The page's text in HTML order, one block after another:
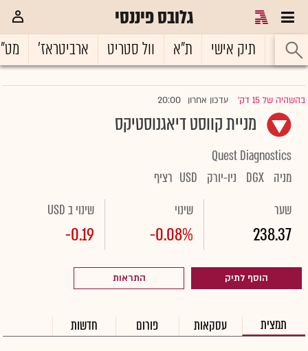
גלובס פיננסי
ראשי תיק אישי ת"א וול סטריט ארביטראז'
בהשהיה של 15 דק' |עדכון אחרון 20:00
מניית קווסט דיאגנוסטיקס
Quest Diagnostics
מניה DGX ניו-יורק USD רציף
שער
238.37
שינוי
-0.08%
שינוי ב USD
-0.19
הוסף לתיק התראות
תמצית עסקאות פורום חדשות